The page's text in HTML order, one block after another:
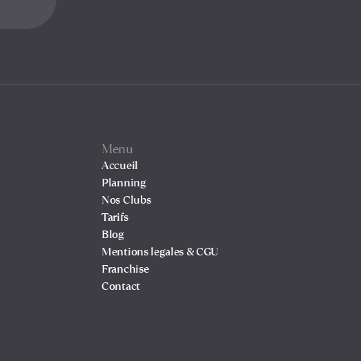
Menu
Accueil
Planning
Nos Clubs
Tarifs
Blog
Mentions legales & CGU
Franchise
Contact